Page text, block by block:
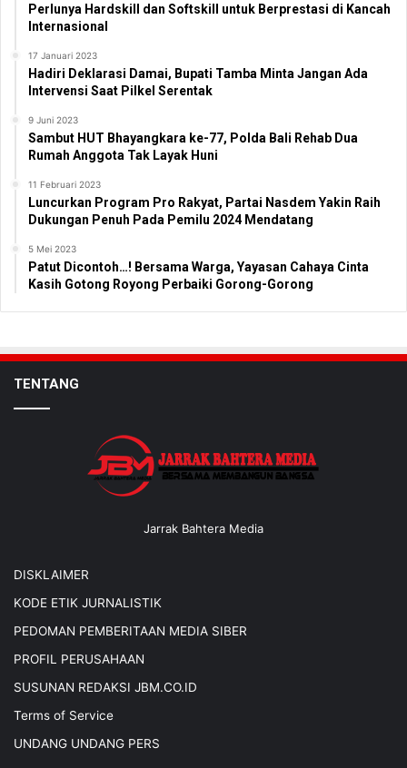
Perlunya Hardskill dan Softskill untuk Berprestasi di Kancah
Internasional
17 Januari 2023
Hadiri Deklarasi Damai, Bupati Tamba Minta Jangan Ada
Intervensi Saat Pilkel Serentak
9 Juni 2023
Sambut HUT Bhayangkara ke-77, Polda Bali Rehab Dua
Rumah Anggota Tak Layak Huni
11 Februari 2023
Luncurkan Program Pro Rakyat, Partai Nasdem Yakin Raih
Dukungan Penuh Pada Pemilu 2024 Mendatang
5 Mei 2023
Patut Dicontoh…! Bersama Warga, Yayasan Cahaya Cinta
Kasih Gotong Royong Perbaiki Gorong-Gorong
TENTANG
Jarrak Bahtera Media
DISKLAIMER
KODE ETIK JURNALISTIK
PEDOMAN PEMBERITAAN MEDIA SIBER
PROFIL PERUSAHAAN
SUSUNAN REDAKSI JBM.CO.ID
Terms of Service
UNDANG UNDANG PERS